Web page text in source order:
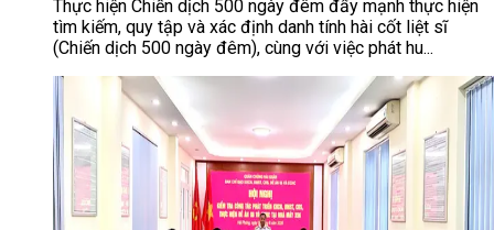
Thực hiện Chiến dịch 500 ngày đêm đẩy mạnh thực hiện
tìm kiếm, quy tập và xác định danh tính hài cốt liệt sĩ
(Chiến dịch 500 ngày đêm), cùng với việc phát hu...